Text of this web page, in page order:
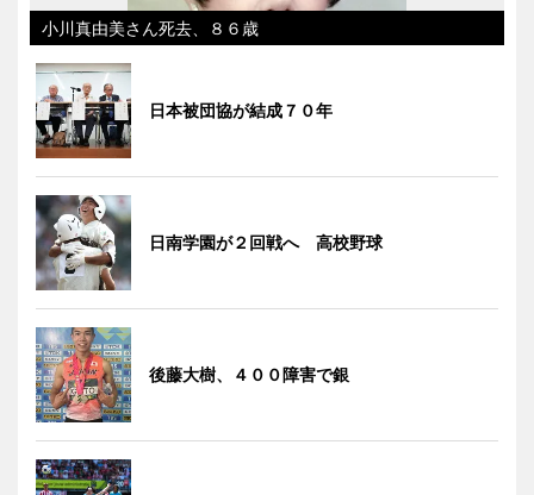
小川真由美さん死去、８６歳
日本被団協が結成７０年
日南学園が２回戦へ 高校野球
後藤大樹、４００障害で銀